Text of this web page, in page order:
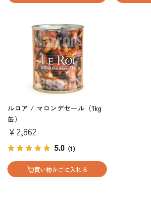
ルロア / マロンデセール（1kg
缶）
￥2,862
5.0 （1）
買い物かごに入れる